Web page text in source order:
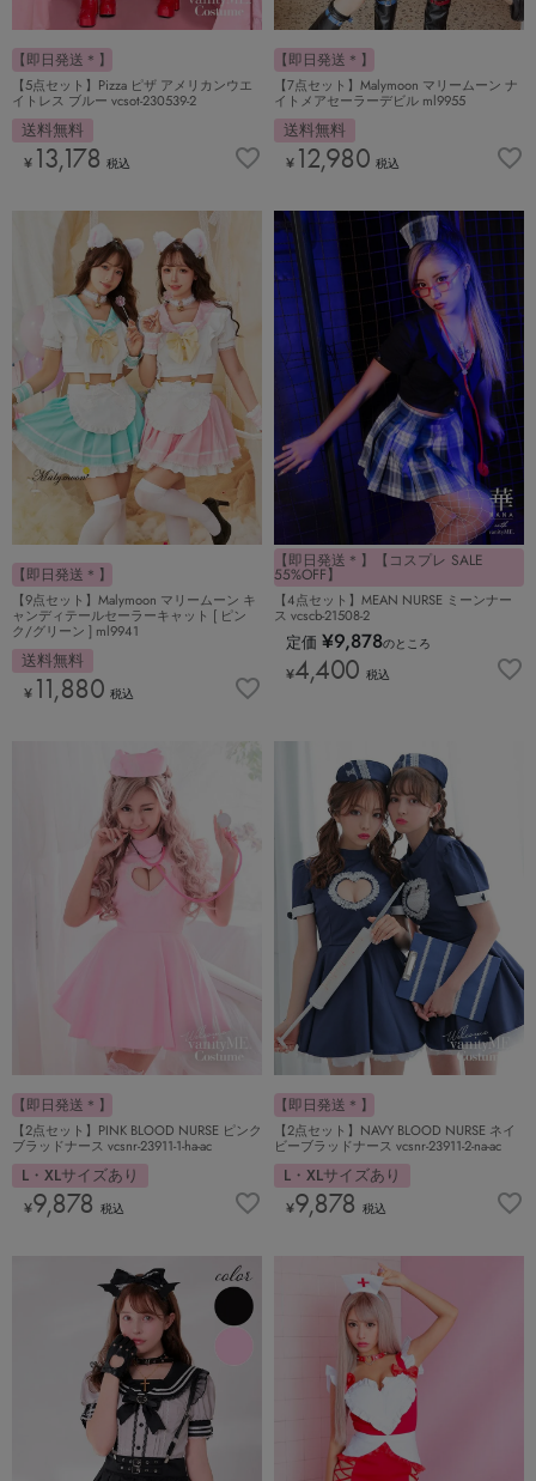
【即日発送＊】
【5点セット】Pizza ピザ アメリカンウエ
イトレス ブルー vcsot-230539-2
送料無料
¥ 13,178 税込
【即日発送＊】
【7点セット】Malymoon マリームーン ナ
イトメアセーラーデビル ml9955
送料無料
¥ 12,980 税込
【即日発送＊】
【9点セット】Malymoon マリームーン キ
ャンディテールセーラーキャット [ ピン
ク/グリーン ] ml9941
送料無料
¥ 11,880 税込
【即日発送＊】【コスプレ SALE
55%OFF】
【4点セット】MEAN NURSE ミーンナー
ス vcscb-21508-2
定価 ¥9,878のところ
¥4,400 税込
【即日発送＊】
【2点セット】PINK BLOOD NURSE ピンク
ブラッドナース vcsnr-23911-1-ha-ac
L・XLサイズあり
¥9,878 税込
【即日発送＊】
【2点セット】NAVY BLOOD NURSE ネイ
ビーブラッドナース vcsnr-23911-2-na-ac
L・XLサイズあり
¥9,878 税込